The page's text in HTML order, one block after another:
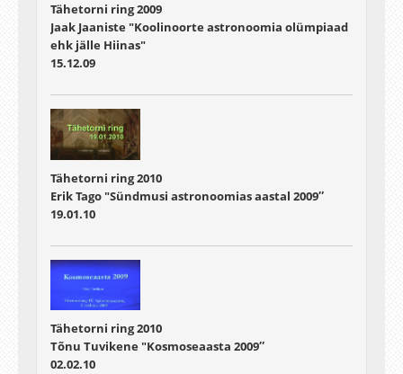
Tähetorni ring 2009
Jaak Jaaniste "Koolinoorte astronoomia olümpiaad
ehk jälle Hiinas"
15.12.09
Tähetorni ring 2010
Erik Tago "Sündmusi astronoomias aastal 2009″
19.01.10
Tähetorni ring 2010
Tõnu Tuvikene "Kosmoseaasta 2009″
02.02.10